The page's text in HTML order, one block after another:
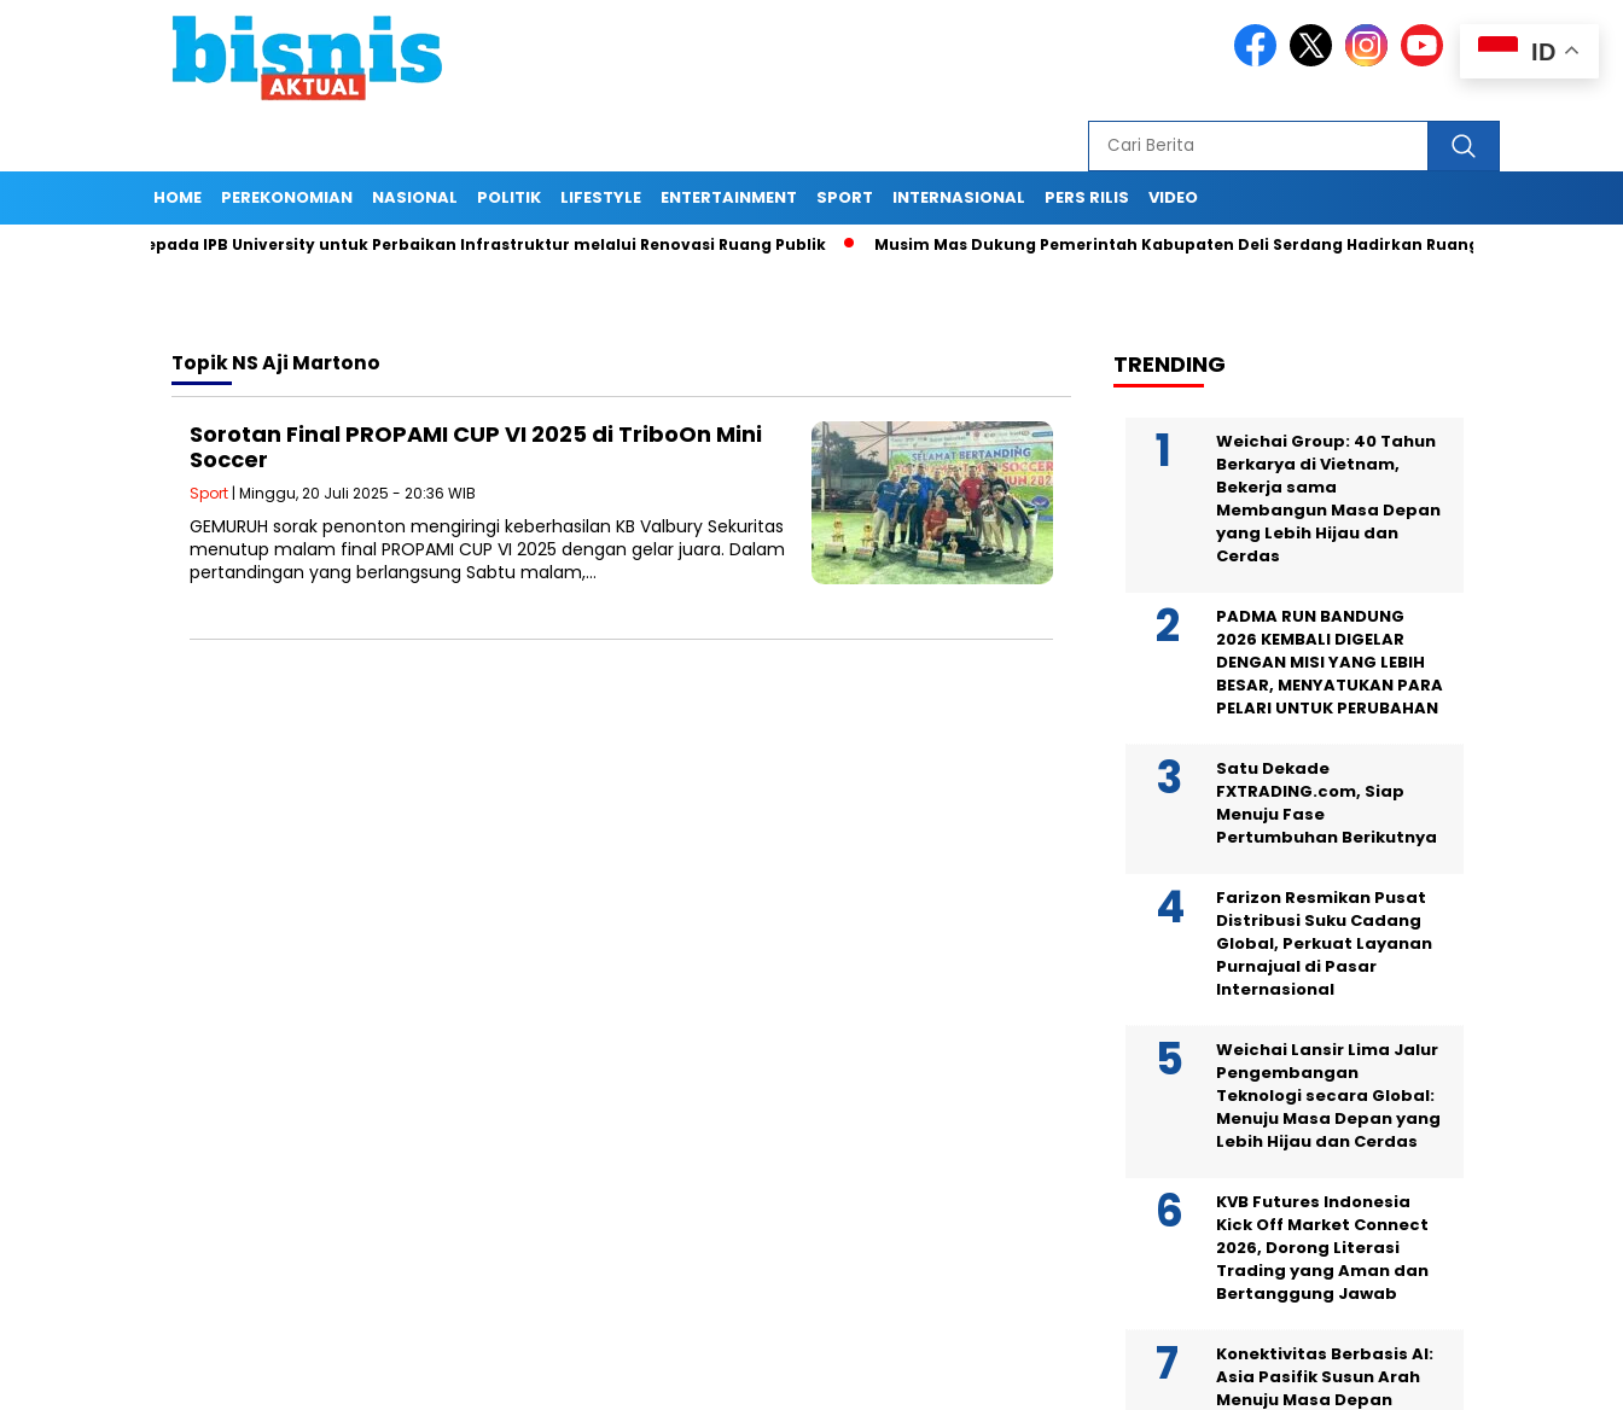
HOME PEREKONOMIAN NASIONAL POLITIK LIFESTYLE ENTERTAINMENT SPORT INTERNASIONAL PERS RILIS VIDEO
Dukungan Kepada IPB University untuk Perbaikan Infrastruktur melalui Renovasi Ruang Publik Musim Mas Dukung Pemerintah Kabupaten Deli Serdang Hadirkan Ruang Publik Bersama
TopikNS Aji Martono
Sorotan Final PROPAMI CUP VI 2025 di TriboOn Mini
Soccer
Sport | Minggu, 20 Juli 2025 - 20:36 WIB
GEMURUH sorak penonton mengiringi keberhasilan KB Valbury Sekuritas
menutup malam final PROPAMI CUP VI 2025 dengan gelar juara. Dalam
pertandingan yang berlangsung Sabtu malam,…
TRENDING
Weichai Group: 40 Tahun
Berkarya di Vietnam,
Bekerja sama
Membangun Masa Depan
yang Lebih Hijau dan
Cerdas
PADMA RUN BANDUNG
2026 KEMBALI DIGELAR
DENGAN MISI YANG LEBIH
BESAR, MENYATUKAN PARA
PELARI UNTUK PERUBAHAN
Satu Dekade
FXTRADING.com, Siap
Menuju Fase
Pertumbuhan Berikutnya
Farizon Resmikan Pusat
Distribusi Suku Cadang
Global, Perkuat Layanan
Purnajual di Pasar
Internasional
Weichai Lansir Lima Jalur
Pengembangan
Teknologi secara Global:
Menuju Masa Depan yang
Lebih Hijau dan Cerdas
KVB Futures Indonesia
Kick Off Market Connect
2026, Dorong Literasi
Trading yang Aman dan
Bertanggung Jawab
Konektivitas Berbasis AI:
Asia Pasifik Susun Arah
Menuju Masa Depan
ID